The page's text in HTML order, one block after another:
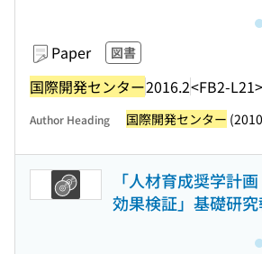
Paper 図書
国際開発センター2016.2<FB2-L21>
Author Heading 国際開発センター
「人材育成奨学計
効果検証」基礎研